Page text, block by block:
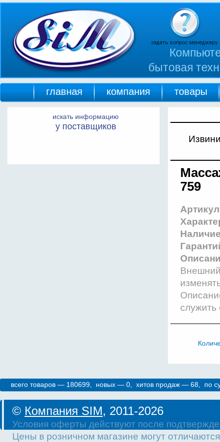
бытовая
главная компания товары
искать информацию
у поставщиков
759
Артикул
Внешний
всего товаров — 180699, новых — 0, хитов продаж — 68, по
© Компания SIM, 2011-2026
Условия оферты действуют после
Цены в розничном магазине могут